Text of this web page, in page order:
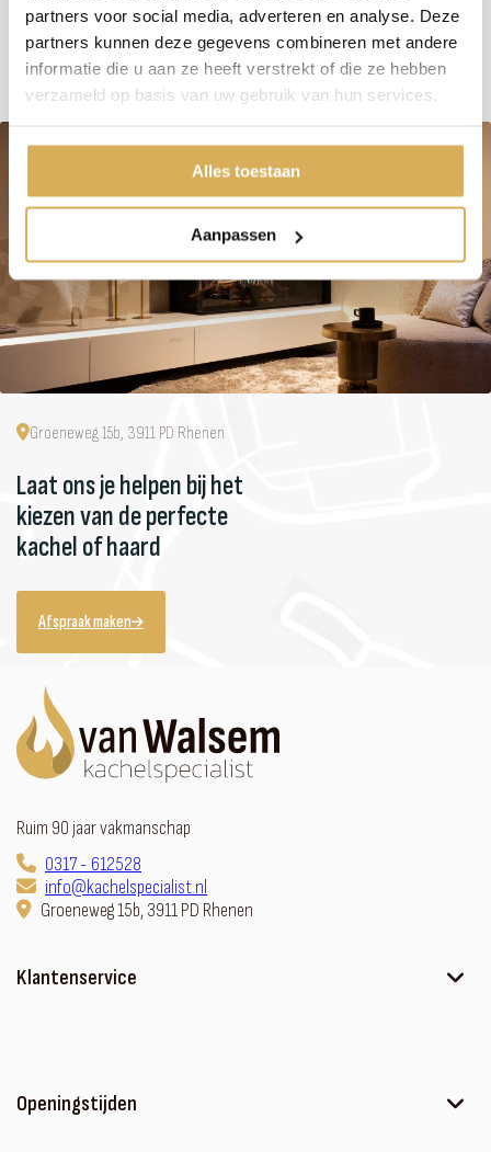
partners voor social media, adverteren en analyse. Deze
partners kunnen deze gegevens combineren met andere
informatie die u aan ze heeft verstrekt of die ze hebben
verzameld op basis van uw gebruik van hun services.
Alles toestaan
Aanpassen
Groeneweg 15b, 3911 PD Rhenen
Laat ons je helpen bij het
kiezen van de perfecte
kachel of haard
Afspraak maken
Ruim 90 jaar vakmanschap
0317 - 612528
info@kachelspecialist.nl
Groeneweg 15b, 3911 PD Rhenen
Klantenservice
Sfeerhaard met meubel
Openingstijden